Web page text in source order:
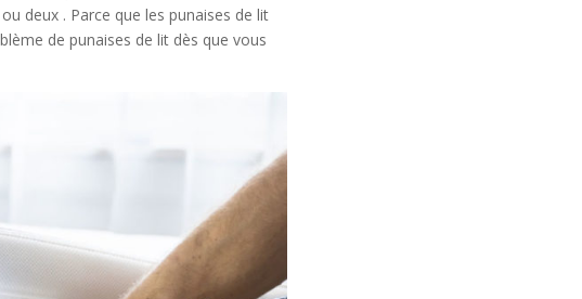
deux . Parce que les punaises de lit
de punaises de lit dès que vous